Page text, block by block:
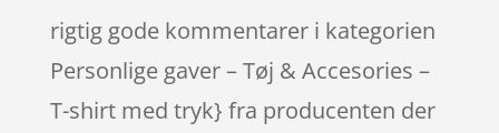
rigtig gode kommentarer i kategorien
Personlige gaver – Tøj & Accesories –
T-shirt med tryk} fra producenten der